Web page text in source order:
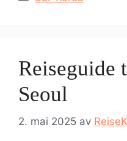
Reiseguide
Seoul
2. mai 2025 av